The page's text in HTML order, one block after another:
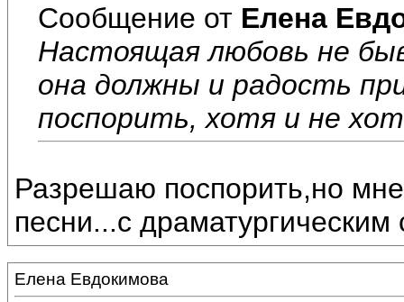
Сообщение от Елена
Настоящая любовь не
она должны и радость
поспорить, хотя и не
Разрешаю поспорить,но
песни...с
Елена Евдокимова